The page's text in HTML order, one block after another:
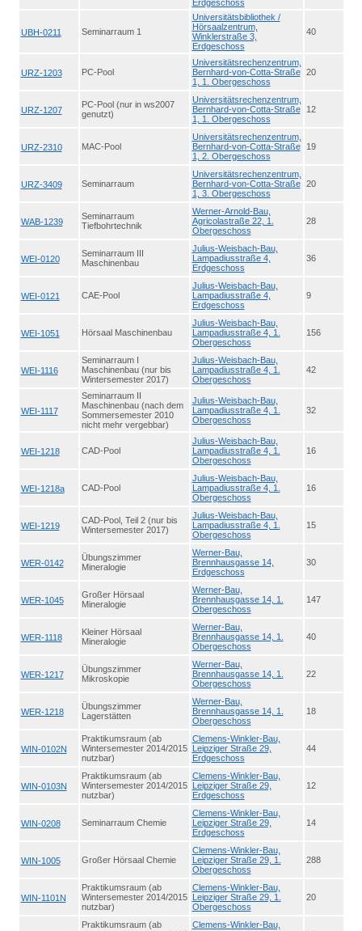
Erdgeschoss
UBH-0211 Seminarraum 1
Universitätsbibliothek /
Hörsaalzentrum,
Winklerstraße 3,
Erdgeschoss
40
URZ-1203 PC-Pool
Universitätsrechenzentrum,
Bernhard-von-Cotta-Straße
1, 1. Obergeschoss
20
URZ-1207
PC-Pool (nur in ws2007
genutzt)
Universitätsrechenzentrum,
Bernhard-von-Cotta-Straße
1, 1. Obergeschoss
12
URZ-2310 MAC-Pool
Universitätsrechenzentrum,
Bernhard-von-Cotta-Straße
1, 2. Obergeschoss
19
URZ-3409 Seminarraum
Universitätsrechenzentrum,
Bernhard-von-Cotta-Straße
1, 3. Obergeschoss
20
WAB-1239
Seminarraum
Tiefbohrtechnik
Werner-Arnold-Bau,
Agricolastraße 22, 1.
Obergeschoss
28
WEI-0120
Seminarraum III
Maschinenbau
Julius-Weisbach-Bau,
Lampadiusstraße 4,
Erdgeschoss
36
WEI-0121 CAE-Pool
Julius-Weisbach-Bau,
Lampadiusstraße 4,
Erdgeschoss
9
WEI-1051 Hörsaal Maschinenbau
Julius-Weisbach-Bau,
Lampadiusstraße 4, 1.
Obergeschoss
156
WEI-1116
Seminarraum I
Maschinenbau (nur bis
Wintersemester 2017)
Julius-Weisbach-Bau,
Lampadiusstraße 4, 1.
Obergeschoss
42
WEI-1117
Seminarraum II
Maschinenbau (nach dem
Sommersemester 2010
nicht mehr vergebbar)
Julius-Weisbach-Bau,
Lampadiusstraße 4, 1.
Obergeschoss
32
WEI-1218 CAD-Pool
Julius-Weisbach-Bau,
Lampadiusstraße 4, 1.
Obergeschoss
16
WEI-1218a CAD-Pool
Julius-Weisbach-Bau,
Lampadiusstraße 4, 1.
Obergeschoss
16
WEI-1219
CAD-Pool, Teil 2 (nur bis
Wintersemester 2017)
Julius-Weisbach-Bau,
Lampadiusstraße 4, 1.
Obergeschoss
15
WER-0142
Übungszimmer
Mineralogie
Werner-Bau,
Brennhausgasse 14,
Erdgeschoss
30
WER-1045
Großer Hörsaal
Mineralogie
Werner-Bau,
Brennhausgasse 14, 1.
Obergeschoss
147
WER-1118
Kleiner Hörsaal
Mineralogie
Werner-Bau,
Brennhausgasse 14, 1.
Obergeschoss
40
WER-1217
Übungszimmer
Mikroskopie
Werner-Bau,
Brennhausgasse 14, 1.
Obergeschoss
22
WER-1218
Übungszimmer
Lagerstätten
Werner-Bau,
Brennhausgasse 14, 1.
Obergeschoss
18
WIN-0102N
Praktikumsraum (ab
Wintersemester 2014/2015
nutzbar)
Clemens-Winkler-Bau,
Leipziger Straße 29,
Erdgeschoss
44
WIN-0103N
Praktikumsraum (ab
Wintersemester 2014/2015
nutzbar)
Clemens-Winkler-Bau,
Leipziger Straße 29,
Erdgeschoss
12
WIN-0208 Seminarraum Chemie
Clemens-Winkler-Bau,
Leipziger Straße 29,
Erdgeschoss
14
WIN-1005 Großer Hörsaal Chemie
Clemens-Winkler-Bau,
Leipziger Straße 29, 1.
Obergeschoss
288
WIN-1101N
Praktikumsraum (ab
Wintersemester 2014/2015
nutzbar)
Clemens-Winkler-Bau,
Leipziger Straße 29, 1.
Obergeschoss
20
Praktikumsraum (ab
Clemens-Winkler-Bau,